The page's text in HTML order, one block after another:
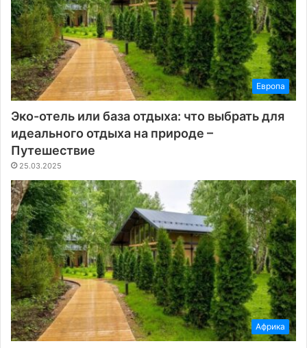
Европа
Эко-отель или база отдыха: что выбрать для
идеального отдыха на природе –
Путешествие
25.03.2025
Африка